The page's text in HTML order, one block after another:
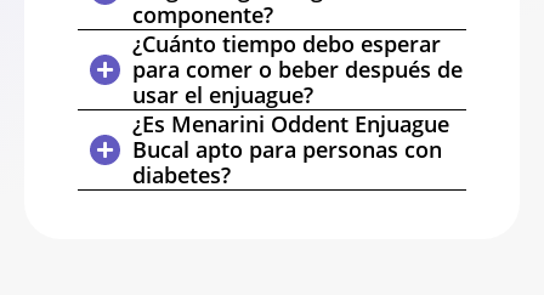
componente?
¿Cuánto tiempo debo esperar
para comer o beber después de
usar el enjuague?
¿Es Menarini Oddent Enjuague
Bucal apto para personas con
diabetes?